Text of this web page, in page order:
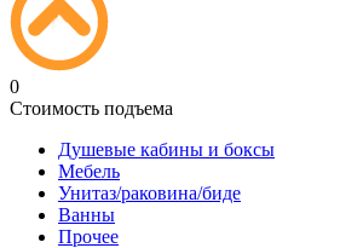
0
Стоимость подъема
Душевые кабины и боксы
Мебель
Унитаз/раковина/биде
Ванны
Прочее